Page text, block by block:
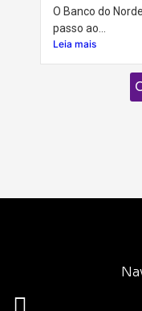
O Banco do
passo ao...
Leia mais